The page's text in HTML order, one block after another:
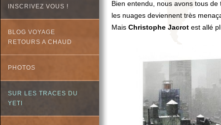
INSCRIVEZ VOUS !
BLOG VOYAGE
RETOURS A CHAUD
PHOTOS
SUR LES TRACES DU
YETI
Bien entendu, nous avons tous
les nuages deviennent très
Mais Christophe Jacrot est allé